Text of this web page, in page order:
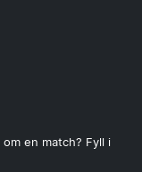
en match? Fyll i